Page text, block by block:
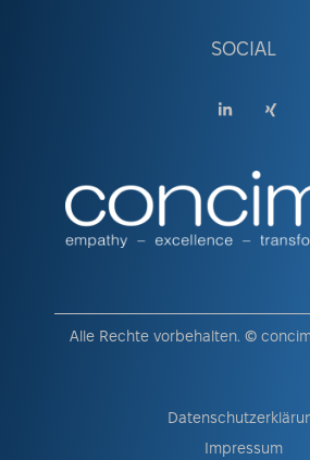
SOCIAL
Alle Rechte vorbehalten. ©
Impressum